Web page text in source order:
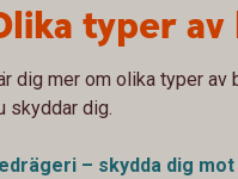
typer
dig mer om olika typer av
skyddar dig.
– skydda dig mot